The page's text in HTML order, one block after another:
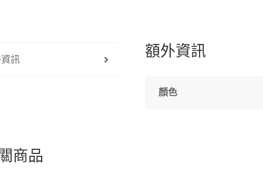
訊 額外資訊
顏色
商品